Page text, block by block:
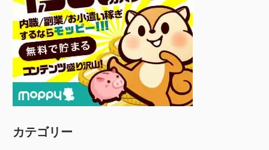
カテゴリー